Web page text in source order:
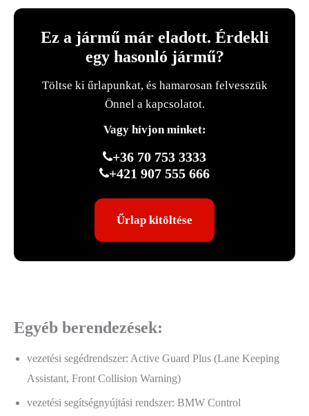
Ez a jármű már eladott. Érdekli
egy hasonló jármű?
Töltse ki űrlapunkat, és hamarosan felvesszük
Önnel a kapcsolatot.
Vagy hívjon minket:
+36 70 753 3333
+421 907 555 666
Űrlap kitöltése
Egyéb berendezések:
vezetési segédrendszer: Active Guard Plus (Lane Keeping
Assistant, Front Collision Warning)
vezetési segítségnyújtási rendszer: BMW Control